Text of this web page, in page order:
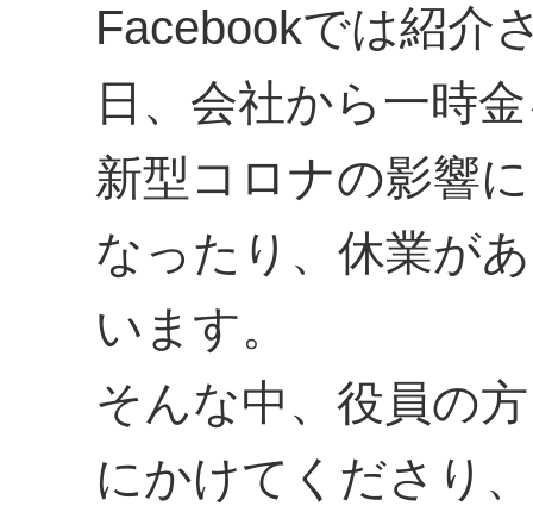
Facebookでは紹介
日、会社から一時
新型コロナの影響
なったり、休業が
います。
そんな中、役員の
にかけてくださり